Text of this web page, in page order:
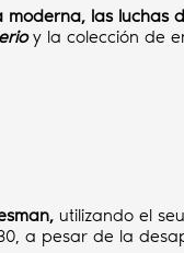
las luchas
y la colección de
utilizando el
a pesar de la